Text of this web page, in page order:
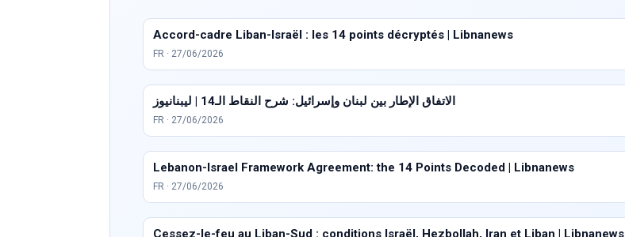
Accord-cadre Liban-Israël : les 14 points décryptés | Libnanews
FR · 27/06/2026
الاتفاق الإطار بين لبنان وإسرائيل: شرح النقاط الـ14 | ليبنانيوز
FR · 27/06/2026
Lebanon-Israel Framework Agreement: the 14 Points Decoded | Libnanews
FR · 27/06/2026
Cessez-le-feu au Liban-Sud : conditions Israël, Hezbollah, Iran et Liban | Libnanews